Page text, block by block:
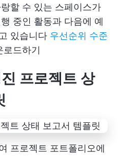
할 수 있는 스페이스가
중인 활동과 다음에 예
있습니다 우선순위 수준
로드하기
프로젝트 상
프로젝트 포트폴리오에